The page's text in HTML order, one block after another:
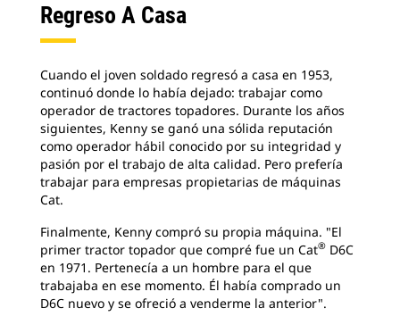
Regreso A Casa
Cuando el joven soldado regresó a casa en 1953,
continuó donde lo había dejado: trabajar como
operador de tractores topadores. Durante los años
siguientes, Kenny se ganó una sólida reputación
como operador hábil conocido por su integridad y
pasión por el trabajo de alta calidad. Pero prefería
trabajar para empresas propietarias de máquinas
Cat.
Finalmente, Kenny compró su propia máquina. "El
primer tractor topador que compré fue un Cat® D6C
en 1971. Pertenecía a un hombre para el que
trabajaba en ese momento. Él había comprado un
D6C nuevo y se ofreció a venderme la anterior".